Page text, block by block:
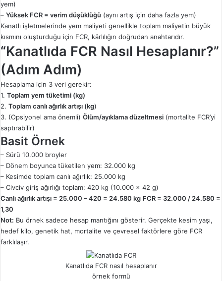
yem)
– Yüksek FCR = verim düşüklüğü (aynı artış için daha fazla yem)
Kanatlı işletmelerinde yem maliyeti genellikle toplam maliyetin büyük
kısmını oluşturduğu için FCR, kârlılığın doğrudan anahtarıdır.
“Kanatlıda FCR Nasıl Hesaplanır?”
(Adım Adım)
Hesaplama için 3 veri gerekir:
1. Toplam yem tüketimi (kg)
2. Toplam canlı ağırlık artışı (kg)
3. (Opsiyonel ama önemli) Ölüm/ayıklama düzeltmesi (mortalite FCR’yi
saptırabilir)
Basit Örnek
– Sürü 10.000 broyler
– Dönem boyunca tüketilen yem: 32.000 kg
– Kesimde toplam canlı ağırlık: 25.000 kg
– Civciv giriş ağırlığı toplam: 420 kg (10.000 x 42 g)
Canlı ağırlık artışı = 25.000 – 420 = 24.580 kg FCR = 32.000 / 24.580 =
1,30
Not: Bu örnek sadece hesap mantığını gösterir. Gerçekte kesim yaşı,
hedef kilo, genetik hat, mortalite ve çevresel faktörlere göre FCR
farklılaşır.
Kanatlıda FCR nasıl hesaplanır
örnek formü